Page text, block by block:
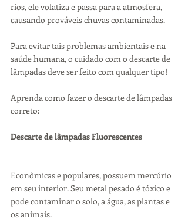
rios, ele volatiza e passa para a atmosfera,
causando prováveis chuvas contaminadas.
Para evitar tais problemas ambientais e na
saúde humana, o cuidado com o descarte de
lâmpadas deve ser feito com qualquer tipo!
Aprenda como fazer o descarte de lâmpadas
correto:
Descarte de lâmpadas Fluorescentes
Econômicas e populares, possuem mercúrio
em seu interior. Seu metal pesado é tóxico e
pode contaminar o solo, a água, as plantas e
os animais.